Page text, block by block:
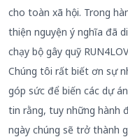
cho toàn xã hội. Trong
thiện nguyện ý nghĩa đã
chạy bộ gây quỹ
Chúng tôi rất biết ơn sự
góp sức để biến các dự
tin rằng, tuy những hành
ngày chúng sẽ trở thành